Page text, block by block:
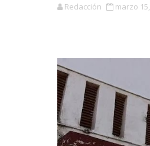
Redacción marzo